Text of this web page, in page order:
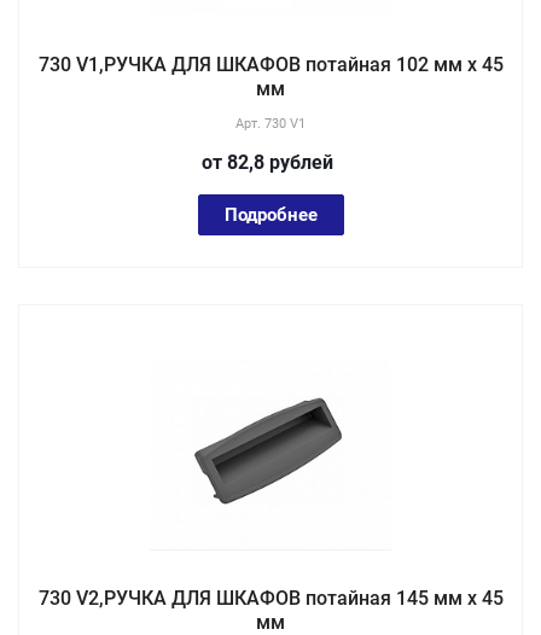
730 V1,РУЧКА ДЛЯ ШКАФОВ потайная 102 мм х 45
мм
Арт. 730 V1
от 82,8 рублей
Подробнее
730 V2,РУЧКА ДЛЯ ШКАФОВ потайная 145 мм х 45
мм